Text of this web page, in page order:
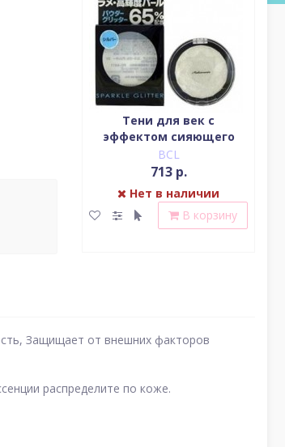
жидкая
черный)
Тени для век c
эффектом сияющего
блеска (серебро)
BCL
713 р.
Нет в наличии
В корзину
Защищает от внешних факторов
распределите по коже.